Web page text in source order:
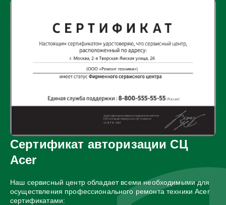
Сертификат авторизации СЦ
Acer
Наш сервисный центр обладает всеми необходимыми для
осуществления профессионального ремонта техники Acer
сертификатами: